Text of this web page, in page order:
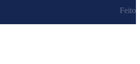
Feito